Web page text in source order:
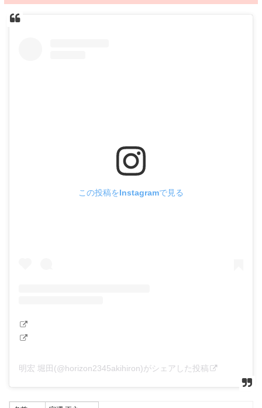
この投稿をInstagramで見る
明宏 堀田(@horizon2345akihiron)がシェアした投稿